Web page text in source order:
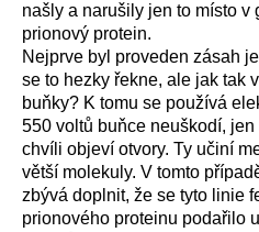
našly a narušily jen to místo
prionový protein.
Nejprve byl proveden zásah
se to hezky řekne, ale jak tak
buňky? K tomu se používá
550 voltů buňce neuškodí,
chvíli objeví otvory. Ty učiní
větší molekuly. V tomto
zbývá doplnit, že se tyto linie
prionového proteinu podařilo